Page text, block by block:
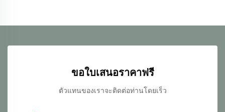
ขอใบเสนอราคาฟรี
ตัวแทนของเราจะติดต่อท่านโดยเร็ว